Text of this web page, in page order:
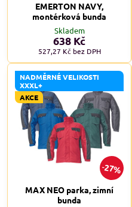
EMERTON NAVY,
montérková bunda
Skladem
638 Kč
527,27 Kč bez DPH
27%
NADMĚRNÉ VELIKOSTI
XXXL+
AKCE
MAX NEO parka, zimní
bunda